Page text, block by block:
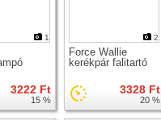
1
3222 Ft
15 %
2
Force Wallie
kerékpár falitartó
3328 Ft
20 %